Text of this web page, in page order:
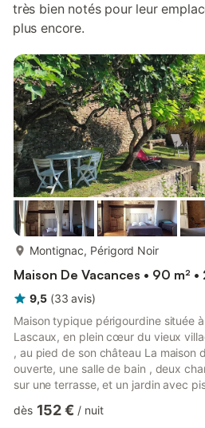
très bien notés pour leur
plus encore.
Montignac, Périgord Noir
Maison De Vacances • 90 m²
9,5 (33 avis)
Maison typique périgourdine située
Lascaux, en plein cœur du vieux
, au pied de son château La maison
ouverte, une salle de bain , deux
sur une terrasse, et un jardin avec
inclus.Des commerces sont situés à
dès 152 € / nuit